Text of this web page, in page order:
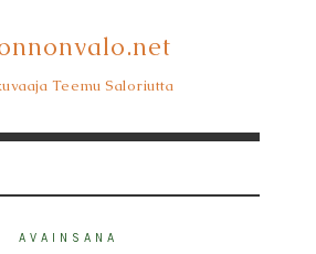
Teemu Saloriutta
AVAINSANA